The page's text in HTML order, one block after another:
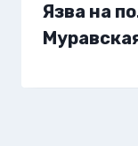
Язва на